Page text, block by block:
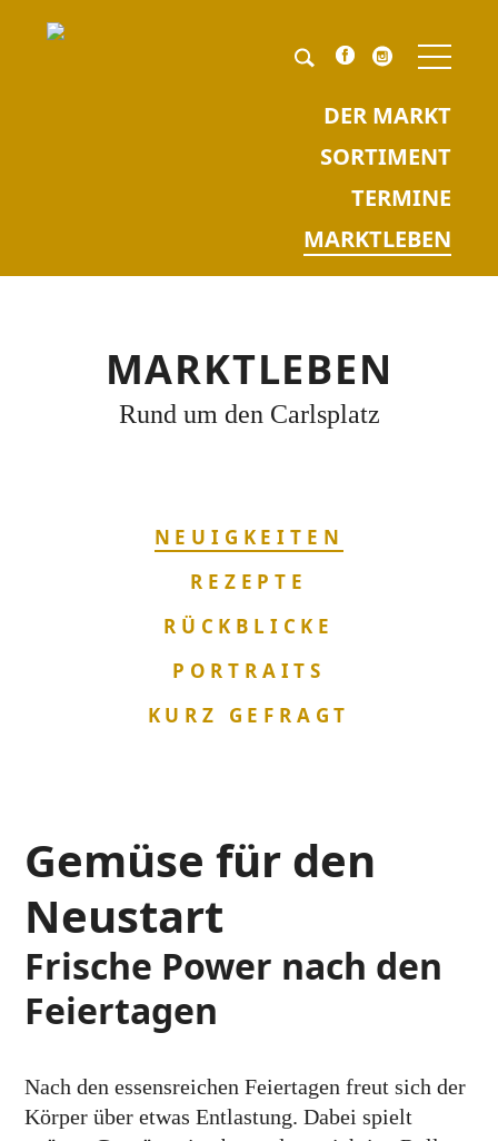
DER MARKT
SORTIMENT
TERMINE
MARKTLEBEN
Pflichtfeld
Keyword *
MARKTLEBEN
Rund um den Carlsplatz
NAVIGATION
ÜBERSPRINGEN
NEUIGKEITEN
REZEPTE
RÜCKBLICKE
PORTRAITS
KURZ GEFRAGT
Gemüse für den
Neustart
Frische Power nach den
Feiertagen
Nach den essensreichen Feiertagen freut sich der
Körper über etwas Entlastung. Dabei spielt